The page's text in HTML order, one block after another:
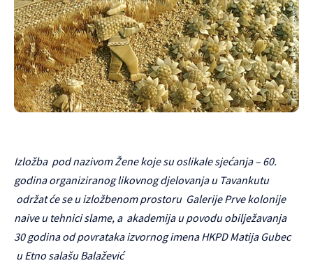
Izložba pod nazivom Žene koje su oslikale sjećanja – 60.
godina organiziranog likovnog djelovanja u Tavankutu
održat će se u izložbenom prostoru Galerije Prve kolonije
naive u tehnici slame, a akademija u povodu obilježavanja
30 godina od povrataka izvornog imena HKPD Matija Gubec
u Etno salašu Balažević